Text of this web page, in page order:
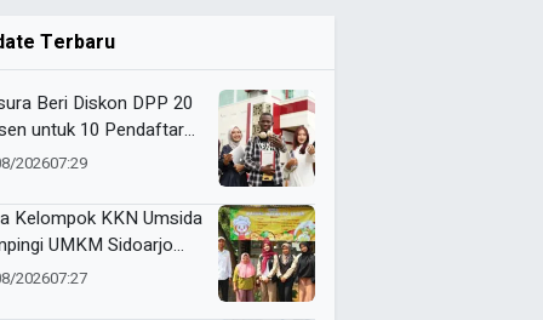
Terbaru
Beri Diskon DPP 20
untuk 10 Pendaftar
202607:29
Kelompok KKN Umsida
UMKM Sidoarjo
Perkuat
202607:27